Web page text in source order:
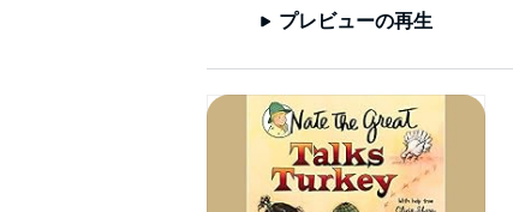
プレビューの再生